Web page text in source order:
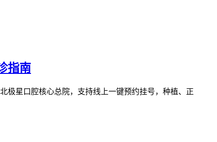
指南
极星口腔核心总院，支持线上一键预约挂号，种植、正